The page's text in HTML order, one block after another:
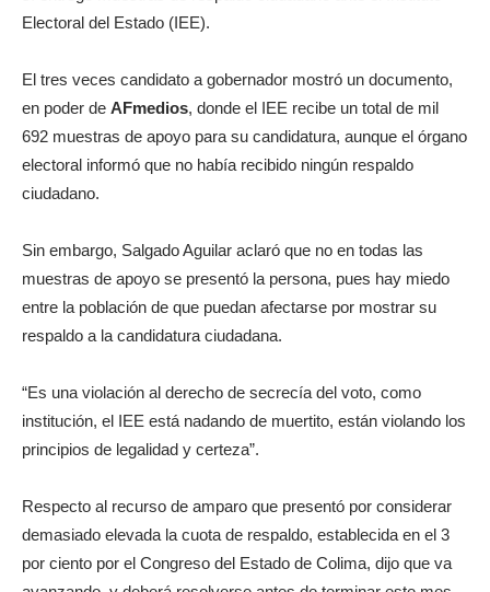
Electoral del Estado (IEE).
El tres veces candidato a gobernador mostró un documento,
en poder de AFmedios, donde el IEE recibe un total de mil
692 muestras de apoyo para su candidatura, aunque el órgano
electoral informó que no había recibido ningún respaldo
ciudadano.
Sin embargo, Salgado Aguilar aclaró que no en todas las
muestras de apoyo se presentó la persona, pues hay miedo
entre la población de que puedan afectarse por mostrar su
respaldo a la candidatura ciudadana.
“Es una violación al derecho de secrecía del voto, como
institución, el IEE está nadando de muertito, están violando los
principios de legalidad y certeza”.
Respecto al recurso de amparo que presentó por considerar
demasiado elevada la cuota de respaldo, establecida en el 3
por ciento por el Congreso del Estado de Colima, dijo que va